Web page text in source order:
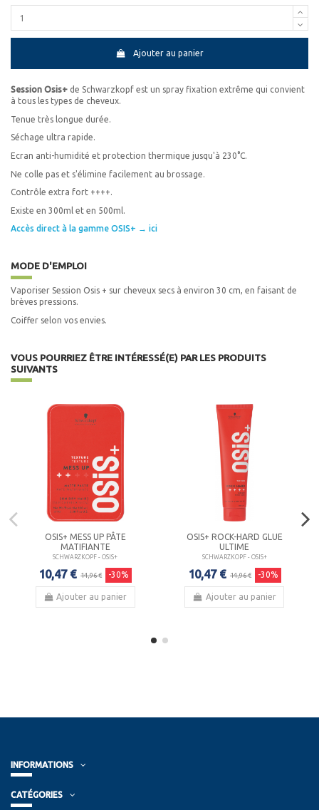
Ajouter au panier
Session Osis+ de Schwarzkopf est un spray fixation extrême qui convient
à tous les types de cheveux.
Tenue très longue durée.
Séchage ultra rapide.
Ecran anti-humidité et protection thermique jusqu'à 230°C.
Ne colle pas et s'élimine facilement au brossage.
Contrôle extra fort ++++.
Existe en 300ml et en 500ml.
Accès direct à la gamme OSIS+ → ici
MODE D'EMPLOI
Vaporiser Session Osis + sur cheveux secs à environ 30 cm, en faisant de
brèves pressions.
Coiffer selon vos envies.
VOUS POURRIEZ ÊTRE INTÉRESSÉ(E) PAR LES PRODUITS
SUIVANTS
OSIS+ MESS UP PÂTE
MATIFIANTE
SCHWARZKOPF - OSIS+
10,47 € 14,96 € -30%
Ajouter au panier
OSIS+ ROCK-HARD GLUE
ULTIME
SCHWARZKOPF - OSIS+
10,47 € 14,96 € -30%
Ajouter au panier
INFORMATIONS
CATÉGORIES